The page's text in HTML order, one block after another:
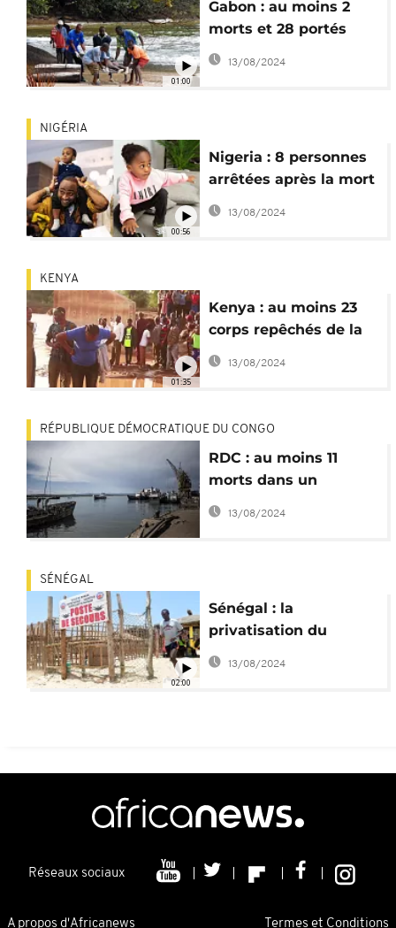
01:00
Gabon : au moins 2
morts et 28 portés
disparus dans le
naufrage d'un ferry
13/08/2024
00:56
NIGÉRIA
Nigeria : 8 personnes
arrêtées après la mort
du fils de Davido
13/08/2024
01:35
KENYA
Kenya : au moins 23
corps repêchés de la
rivière Enziu après un
accident
13/08/2024
RÉPUBLIQUE DÉMOCRATIQUE DU CONGO
RDC : au moins 11
morts dans un
naufrage sur le lac
Tanganyika
13/08/2024
02:00
SÉNÉGAL
Sénégal : la
privatisation du
littoral augmente le
nombre de noyades
13/08/2024
Réseaux sociaux
A propos d'Africanews Termes et Conditions